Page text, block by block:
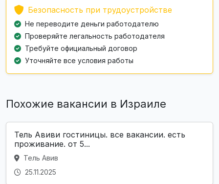
Безопасность при трудоустройстве
Не переводите деньги работодателю
Проверяйте легальность работодателя
Требуйте официальный договор
Уточняйте все условия работы
Похожие вакансии в Израиле
Тель Авиви гостиницы. все вакансии. есть
проживание. от 5...
Тель Авив
25.11.2025